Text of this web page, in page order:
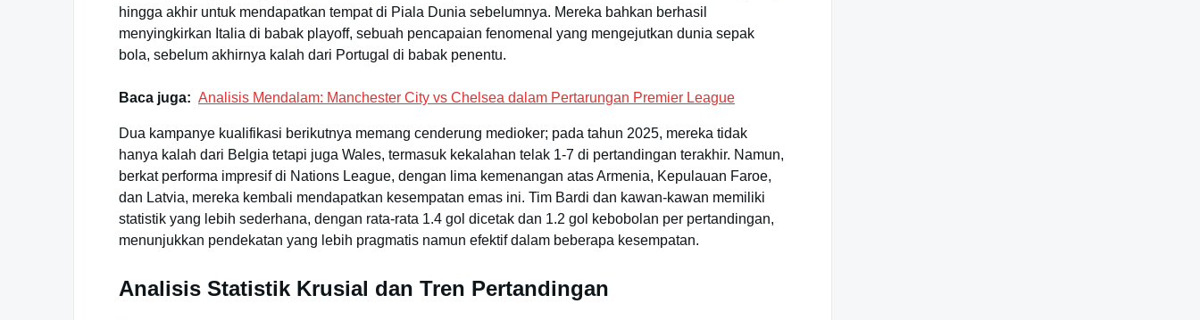
hingga akhir untuk mendapatkan tempat di Piala Dunia sebelumnya. Mereka bahkan berhasil
menyingkirkan Italia di babak playoff, sebuah pencapaian fenomenal yang mengejutkan dunia sepak
bola, sebelum akhirnya kalah dari Portugal di babak penentu.
Baca juga: Analisis Mendalam: Manchester City vs Chelsea dalam Pertarungan Premier League
Dua kampanye kualifikasi berikutnya memang cenderung medioker; pada tahun 2025, mereka tidak
hanya kalah dari Belgia tetapi juga Wales, termasuk kekalahan telak 1-7 di pertandingan terakhir. Namun,
berkat performa impresif di Nations League, dengan lima kemenangan atas Armenia, Kepulauan Faroe,
dan Latvia, mereka kembali mendapatkan kesempatan emas ini. Tim Bardi dan kawan-kawan memiliki
statistik yang lebih sederhana, dengan rata-rata 1.4 gol dicetak dan 1.2 gol kebobolan per pertandingan,
menunjukkan pendekatan yang lebih pragmatis namun efektif dalam beberapa kesempatan.
Analisis Statistik Krusial dan Tren Pertandingan